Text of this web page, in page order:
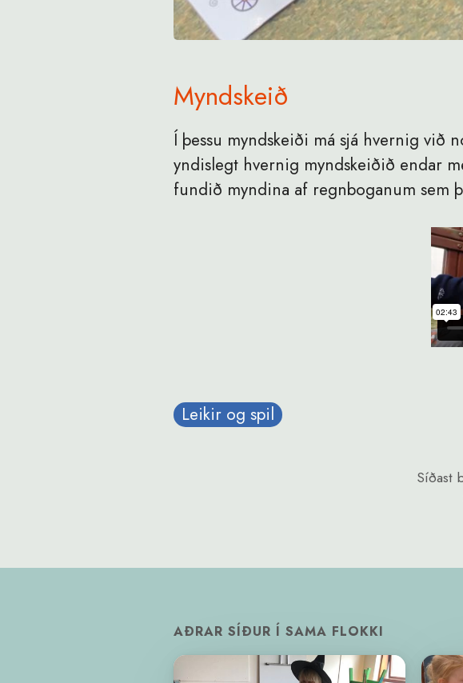
Myndskeið
Í þessu myndskeiði má sjá hvernig
yndislegt hvernig myndskeiðið endar
fundið myndina af regnboganum sem
Leikir og spil
Síðast
AÐRAR SÍÐUR Í SAMA FLOKKI